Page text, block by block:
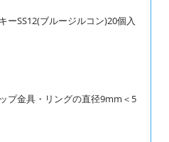
ーSS12(ブルージルコン)20個入
プ金具・リングの直径9mm＜5